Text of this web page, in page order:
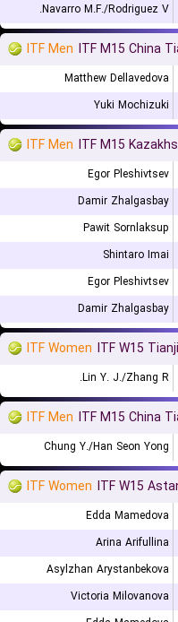
Navarro M.F./Rodriguez V.
ITF Men ITF M15 China
Matthew Dellavedova
Yuki Mochizuki
ITF Men ITF M15
Egor Pleshivtsev
Damir Zhalgasbay
Pawit Sornlaksup
Shintaro Imai
Egor Pleshivtsev
Damir Zhalgasbay
ITF Women ITF W15
Lin Y. J./Zhang R.
ITF Men ITF M15 China
Chung Y./Han Seon Yong
ITF Women ITF W15
Edda Mamedova
Arina Arifullina
Asylzhan Arystanbekova
Victoria Milovanova